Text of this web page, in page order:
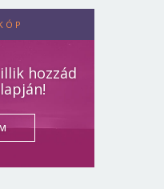
hozzád